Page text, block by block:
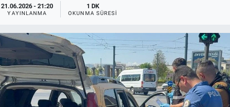
21.06.2026 - 21:20
YAYINLANMA
1 DK
OKUNMA SÜRESI